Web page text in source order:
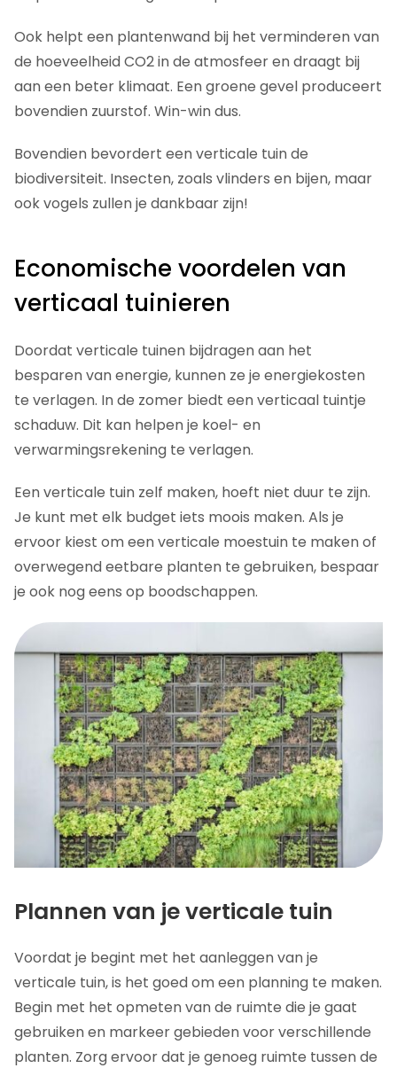
Ook helpt een plantenwand bij het verminderen van
de hoeveelheid CO2 in de atmosfeer en draagt bij
aan een beter klimaat. Een groene gevel produceert
bovendien zuurstof. Win-win dus.
Bovendien bevordert een verticale tuin de
biodiversiteit. Insecten, zoals vlinders en bijen, maar
ook vogels zullen je dankbaar zijn!
Economische voordelen van
verticaal tuinieren
Doordat verticale tuinen bijdragen aan het
besparen van energie, kunnen ze je energiekosten
te verlagen. In de zomer biedt een verticaal tuintje
schaduw. Dit kan helpen je koel- en
verwarmingsrekening te verlagen.
Een verticale tuin zelf maken, hoeft niet duur te zijn.
Je kunt met elk budget iets moois maken. Als je
ervoor kiest om een verticale moestuin te maken of
overwegend eetbare planten te gebruiken, bespaar
je ook nog eens op boodschappen.
Plannen van je verticale tuin
Voordat je begint met het aanleggen van je
verticale tuin, is het goed om een planning te maken.
Begin met het opmeten van de ruimte die je gaat
gebruiken en markeer gebieden voor verschillende
planten. Zorg ervoor dat je genoeg ruimte tussen de